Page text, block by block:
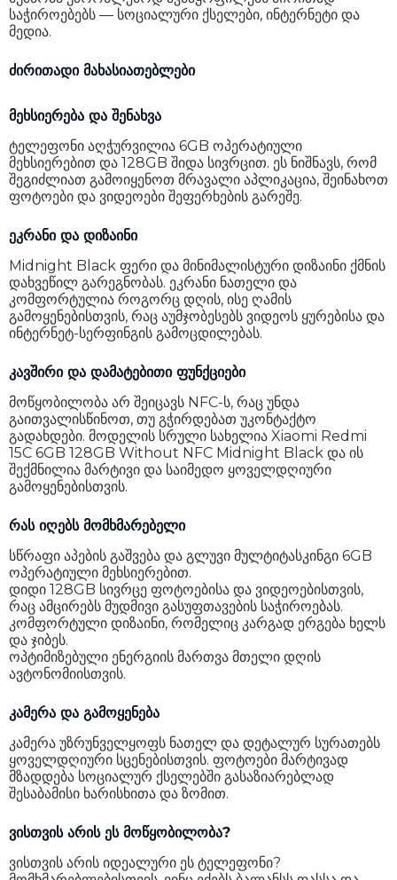
ოპერაციული სისტემა Android 15
პროცესორი
ბირთვის რაოდენობა
შიდა მეხსიერება
RAM მოცულობა
მეხსიერების ბარათის მხარდაჭერა დიახ
Sim ტიპი
4G (LTE)
5G არა
eSim
NFC
ეკრანის ტიპი
ეკრანის დაცვა Corning Gorilla Glass 3
ეკრანის ფორმატი 20 : 9
სიკაშკაშე
ეკრანის გარჩევადობა
ეკრანის დიაგონალი
პიქსელი თითეულ ინჩზე 254 ppi
განახლების სიხშირე 120 Hz
ოპტიკური გადიდება არა
გრაფიკული პროცესორი Mali-G52 MC2
ელემენტის ტიპი
უსადენო დამუხტვა
სწრაფი დამუხტვა
თანდართული კაბელი
საჭიროებებს — სოციალური ქსელები, ინტერნეტი და
მედია.
ძირითადი მახასიათებლები
მეხსიერება და შენახვა
ტელეფონი აღჭურვილია 6GB ოპერატიული
მეხსიერებით და 128GB შიდა სივრცით. ეს ნიშნავს, რომ
შეგიძლიათ გამოიყენოთ მრავალი აპლიკაცია, შეინახოთ
ფოტოები და ვიდეოები შეფერხების გარეშე.
ეკრანი და დიზაინი
Midnight Black ფერი და მინიმალისტური დიზაინი ქმნის
დახვეწილ გარეგნობას. ეკრანი ნათელი და
კომფორტულია როგორც დღის, ისე ღამის
გამოყენებისთვის, რაც აუმჯობესებს ვიდეოს ყურებისა და
ინტერნეტ-სერფინგის გამოცდილებას.
კავშირი და დამატებითი ფუნქციები
მოწყობილობა არ შეიცავს NFC-ს, რაც უნდა
გაითვალისწინოთ, თუ გჭირდებათ უკონტაქტო
გადახდები. მოდელის სრული სახელია Xiaomi Redmi
15C 6GB 128GB Without NFC Midnight Black და ის
შექმნილია მარტივი და საიმედო ყოველდღიური
გამოყენებისთვის.
რას იღებს მომხმარებელი
სწრაფი აპების გაშვება და გლუვი მულტიტასკინგი 6GB
ოპერატიული მეხსიერებით.
დიდი 128GB სივრცე ფოტოებისა და ვიდეოებისთვის,
რაც ამცირებს მუდმივი გასუფთავების საჭიროებას.
კომფორტული დიზაინი, რომელიც კარგად ერგება ხელს
და ჯიბეს.
ოპტიმიზებული ენერგიის მართვა მთელი დღის
ავტონომიისთვის.
კამერა და გამოყენება
კამერა უზრუნველყოფს ნათელ და დეტალურ სურათებს
ყოველდღიური სცენებისთვის. ფოტოები მარტივად
მზადდება სოციალურ ქსელებში გასაზიარებლად
შესაბამისი ხარისხითა და ზომით.
ვისთვის არის ეს მოწყობილობა?
ვისთვის არის იდეალური ეს ტელეფონი?